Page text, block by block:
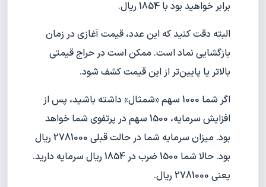
برابر خواهید بود با 1854 ریال.
البته دقت کنید که این عدد، قیمت آغازی در زمان
بازگشایی نماد است. ممکن است در حراج قیمتی
بالاتر یا پایین‌تر از این قیمت کشف شود.
اگر شما 1000 سهم «شمثال» داشته باشید، پس از
افزایش سرمایه، 1500 سهم در پرتفوی شما خواهد
بود. میزان سرمایه شما در حالت قبلی 2781000 ریال
بود. حالا شما 1500 ضرب در 1854 ریال سرمایه دارید.
یعنی 2781000 ریال.